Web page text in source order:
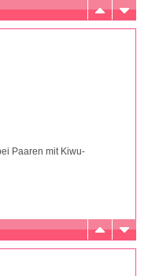
Paaren mit Kiwu-